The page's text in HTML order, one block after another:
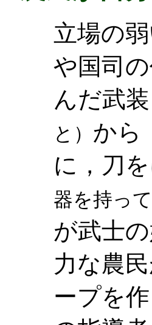
立場の
や国司
んだ武
と） から
に，刀
器を持っ
が武士
力な農
ープを